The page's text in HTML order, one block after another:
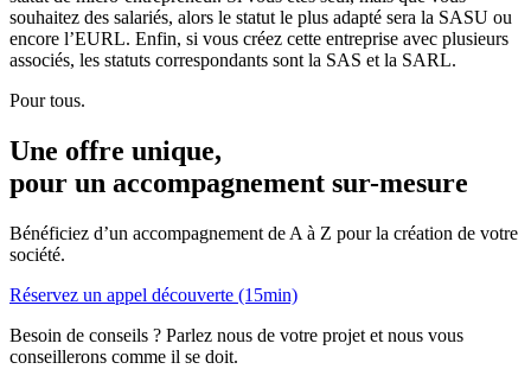
souhaitez des salariés, alors le statut le plus adapté sera la SASU ou
encore l’EURL. Enfin, si vous créez cette entreprise avec plusieurs
associés, les statuts correspondants sont la SAS et la SARL.
Pour tous.
Une offre unique,
pour un accompagnement sur-mesure
Bénéficiez d’un accompagnement de A à Z pour la création de votre
société.
Réservez un appel découverte (15min)
Besoin de conseils ? Parlez nous de votre projet et nous vous
conseillerons comme il se doit.